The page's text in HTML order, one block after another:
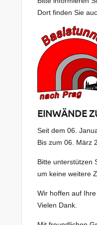
Dort finden Sie
EINWÄNDE
Seit dem 06.
Bis zum 06. März
Bitte unterstützen
um keine weitere
Wir hoffen auf
Vielen Dank.